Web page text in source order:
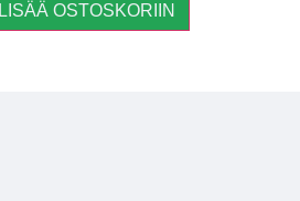
LISÄÄ OSTOSKORIIN